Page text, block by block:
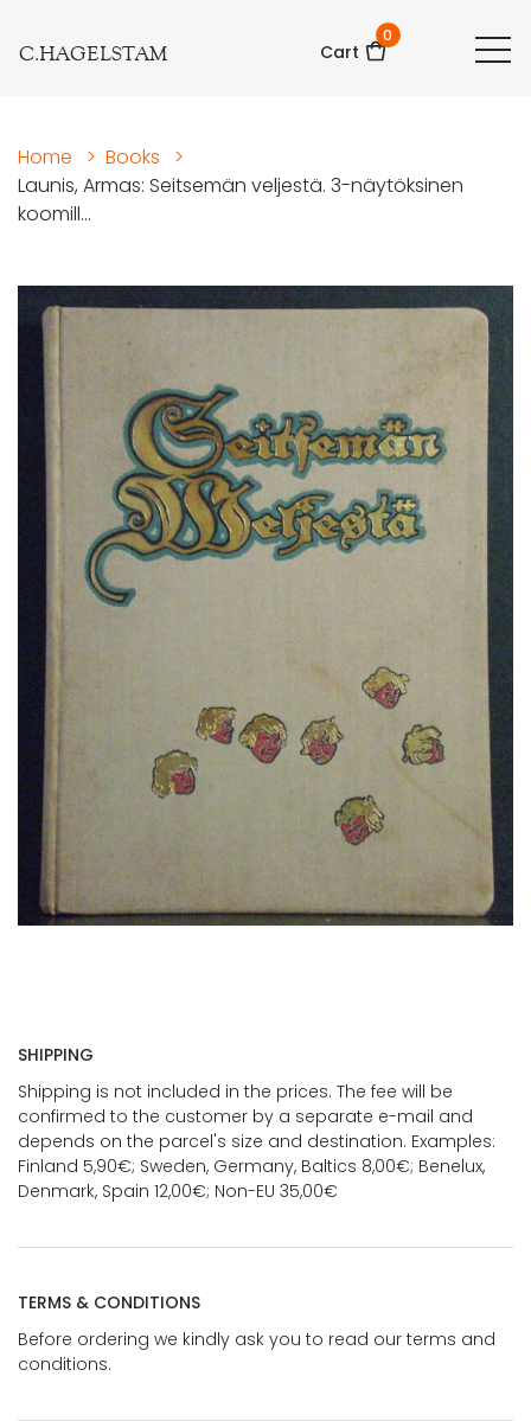
C.HAGELSTAM Cart
0
Home > Books
>
Launis, Armas: Seitsemän veljestä. 3-näytöksinen
koomill...
SHIPPING
Shipping is not included in the prices. The fee will be
confirmed to the customer by a separate e-mail and
depends on the parcel's size and destination. Examples:
Finland 5,90€; Sweden, Germany, Baltics 8,00€; Benelux,
Denmark, Spain 12,00€; Non-EU 35,00€
TERMS & CONDITIONS
Before ordering we kindly ask you to read our terms and
conditions.